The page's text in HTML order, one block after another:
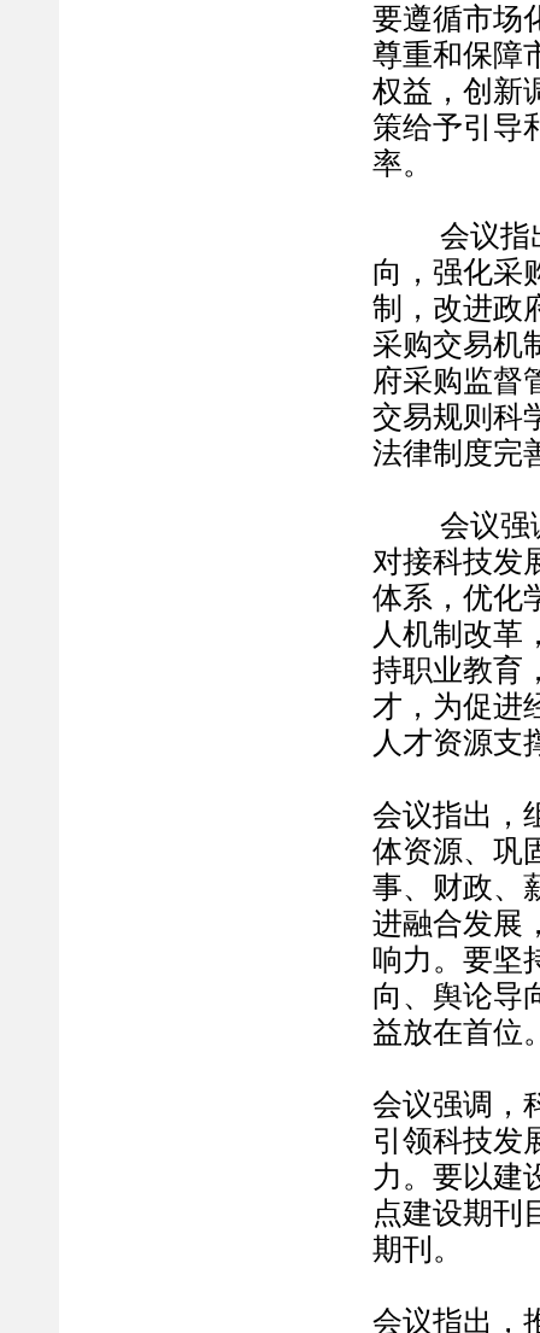
要遵循市场
尊重和保障
权益，创新
策给予引导
率。
会议指出
向，强化采
制，改进政
采购交易机
府采购监督
交易规则科
法律制度完
会议强调
对接科技发
体系，优化
人机制改革
持职业教育
才，为促进
人才资源支
会议指出，
体资源、巩
事、财政、
进融合发展
响力。要坚
向、舆论导
益放在首位
会议强调，
引领科技发
力。要以建
点建设期刊
期刊。
会议指出，